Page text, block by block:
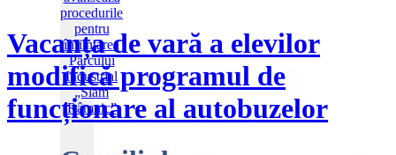
Vacanța de vară a elevilor
modifică programul de
funcționare al autobuzelor